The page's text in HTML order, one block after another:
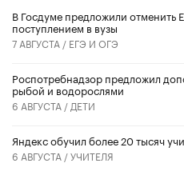
В Госдуме предложили отменить
поступлением в вузы
7 АВГУСТА / ЕГЭ И ОГЭ
Роспотребнадзор предложил
рыбой и водорослями
6 АВГУСТА / ДЕТИ
​Яндекс обучил более 20 тысяч
6 АВГУСТА /УЧИТЕЛЯ